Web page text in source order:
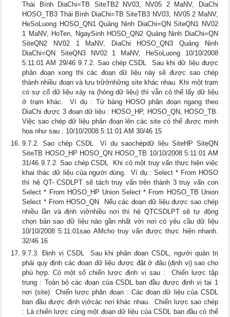
Thái Bình DiaChi=TB SiteTB2 NV03, NV05 2 MaNV, DiaChi
HOSO_TB3 Thái Bình DiaChi=TB SiteTB3 NV03, NV05 2 MaNV,
HeSoLuong HOSO_QN1 Quảng Ninh DiaChi=QN SiteQN1 NV02
1 MaNV, HoTen, NgaySinh HOSO_QN2 Quảng Ninh DiaChi=QN
SiteQN2 NV02 1 MaNV, DiaChi HOSO_QN3 Quảng Ninh
DiaChi=QN SiteQN3 NV02 1 MaNV, HeSoLuong 10/10/2008
5:11:01 AM 29/46 9.7.2. Sao chép CSDL  Sau khi dữ liệu được
phân đoạn xong thì các đoạn dữ liệu này sẽ được sao chép
thành nhiều đoạn và lưu trữởnhững site khác nhau. Khi một trạm
có sự cố dữ liệu xảy ra (hỏng dữ liệu) thì vẫn có thể lấy dữ liệu
ở trạm khác.  Ví dụ : Từ bảng HOSO phân đoạn ngang theo
DiaChi được 3 đoạn dữ liệu : HOSO_HP, HOSO_QN, HOSO_TB.
Việc sao chép dữ liệu phân đoạn lên các site có thể được minh
họa như sau : 10/10/2008 5:11:01 AM 30/46 15
9.7.2. Sao chép CSDL  Ví dụ saochépdữ liệu SiteHP SiteQN
SiteTB HOSO_HP HOSO_QN HOSO_TB 10/10/2008 5:11:01 AM
31/46 9.7.2. Sao chép CSDL  Khi có một truy vấn thực hiện việc
khai thác dữ liệu của người dùng.  Ví dụ : Select * From HOSO
thì hệ QT- CSDLPT sẽ tách truy vấn trên thành 3 truy vấn con
Select * From HOSO_HP Union Select * From HOSO_TB Union
Select * From HOSO_QN  Nếu các đoạn dữ liệu được sao chép
nhiều lần và định vịởnhiều nơi thì hệ QTCSDLPT sẽ tự động
chọn bản sao dữ liệu nào gần nhất với nơi có yêu cầu dữ liệu
10/10/2008 5:11:01sao AMcho truy vấn được thực hiện nhanh.
32/46 16
9.7.3. Định vị CSDL  Sau khi phân đoạn CSDL, người quản trị
phải quy định các đoạn dữ liệu được đặt ở đâu (định vị) sao cho
phù hợp. Có một số chiến lược định vị sau :  Chiến lược tập
trung : Toàn bộ các đoạn của CSDL ban đầu được định vị tại 1
nơi (site)  Chiến lược phân đoạn : Các đoạn dữ liệu của CSDL
ban đầu được định vịởcác nơi khác nhau.  Chiến lược sao chép
: Là chiến lược cùng một đoạn dữ liệu của CSDL ban đầu có thể